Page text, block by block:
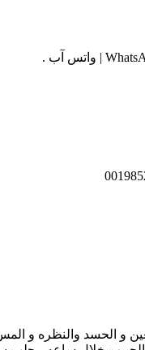
و الحسد والنظره و